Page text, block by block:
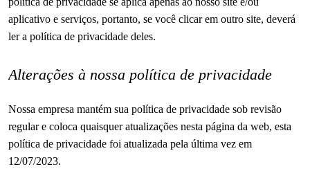
aplicativo e serviços, portanto, se você clicar em outro site, deverá
ler a política de privacidade deles.
Alterações à nossa política de privacidade
Nossa empresa mantém sua política de privacidade sob revisão
regular e coloca quaisquer atualizações nesta página da web, esta
política de privacidade foi atualizada pela última vez em
12/07/2023.